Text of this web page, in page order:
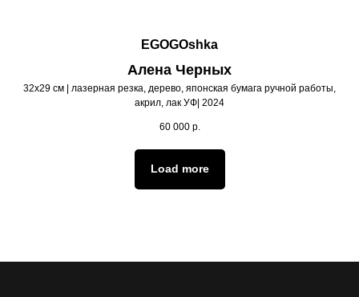
EGOGOshka
Алена Черных
32х29 см | лазерная резка, дерево, японская бумага ручной работы,
акрил, лак УФ| 2024
60 000 р.
Load more